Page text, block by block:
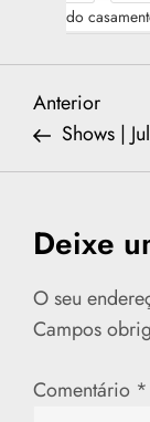
do
N
a
e
g
a
Previous
Post
Anterior
Shows |
Deixe
O seu
Campos
Comentário *